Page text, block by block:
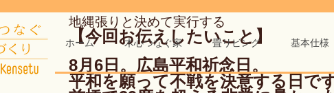
ホーム 木心つなぐ家 畳リビング 基本仕様
地縄張りと決めて実行する
【今回お伝えしたいこと】
8月6日。広島平和祈念日。
平和を願って不戦を決意する日です